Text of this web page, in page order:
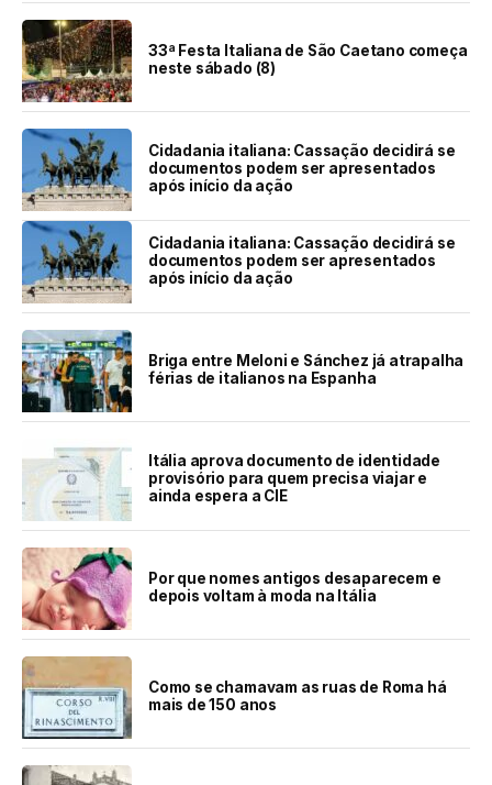
33ª Festa Italiana de São Caetano começa
neste sábado (8)
Cidadania italiana: Cassação decidirá se
documentos podem ser apresentados
após início da ação
Cidadania italiana: Cassação decidirá se
documentos podem ser apresentados
após início da ação
Briga entre Meloni e Sánchez já atrapalha
férias de italianos na Espanha
Itália aprova documento de identidade
provisório para quem precisa viajar e
ainda espera a CIE
Por que nomes antigos desaparecem e
depois voltam à moda na Itália
Como se chamavam as ruas de Roma há
mais de 150 anos